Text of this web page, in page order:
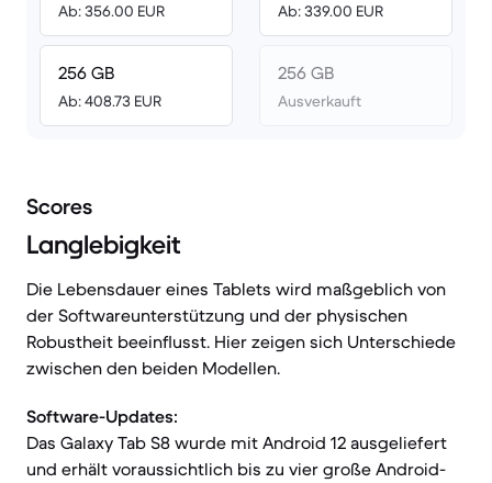
Ab: 356.00 EUR
256 GB
Ab: 408.73 EUR
Ab: 339.00 EUR
256 GB
Ausverkauft
Scores
Langlebigkeit
Die Lebensdauer eines Tablets wird maßgeblich von
der Softwareunterstützung und der physischen
Robustheit beeinflusst. Hier zeigen sich Unterschiede
zwischen den beiden Modellen.
Software-Updates:
Das Galaxy Tab S8 wurde mit Android 12 ausgeliefert
und erhält voraussichtlich bis zu vier große Android-